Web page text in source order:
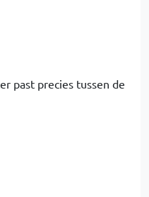
past precies tussen de